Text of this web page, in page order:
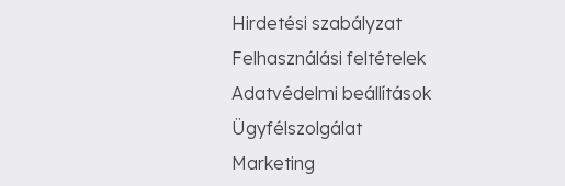
Hirdetési szabályzat
Felhasználási feltételek
Adatvédelmi beállítások
Ügyfélszolgálat
Marketing